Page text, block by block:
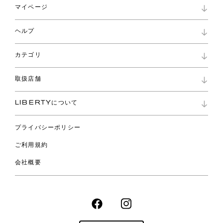
マイページ
ロイヤリティプログラム
パスワード再設定
ショッピングバッグ
ヘルプ
お問い合わせ
よくあるご質問
ご利用ガイド
カテゴリ
コレクション
ファブリックス
バッグ
ウェア
ライフスタイル
スペシャル
取扱店舗
リバティ・ファブリックス
LIBERTYについて
プライバシーポリシー
ご利用規約
会社概要